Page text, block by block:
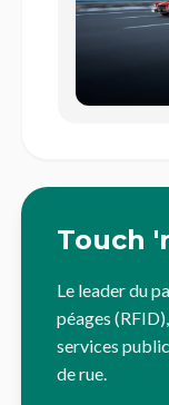
Touch
Le leader du
péages
services
de rue.